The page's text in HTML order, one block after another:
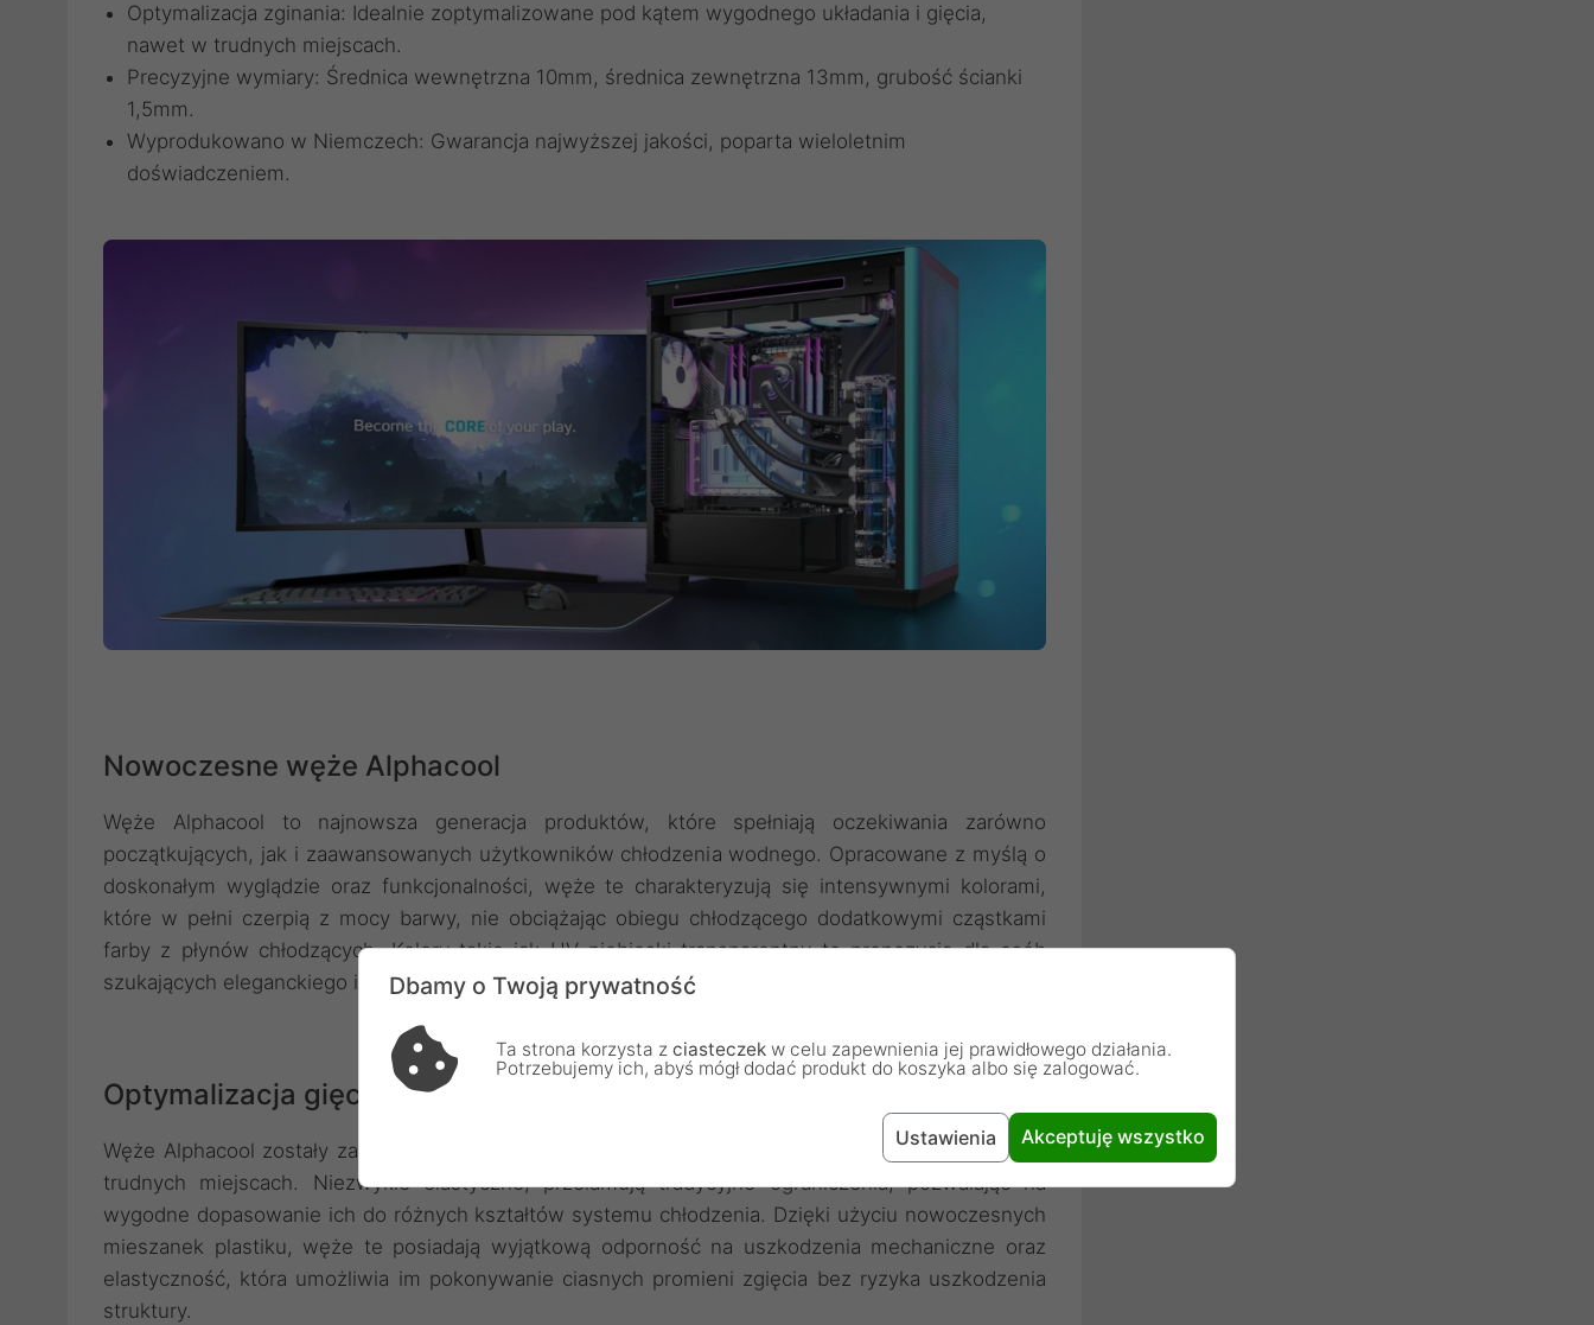
Optymalizacja zginania: Idealnie zoptymalizowane pod kątem wygodnego układania i gięcia,
nawet w trudnych miejscach.
Precyzyjne wymiary: Średnica wewnętrzna 10mm, średnica zewnętrzna 13mm, grubość ścianki
1,5mm.
Wyprodukowano w Niemczech: Gwarancja najwyższej jakości, poparta wieloletnim
doświadczeniem.
Nowoczesne węże Alphacool
Węże Alphacool to najnowsza generacja produktów, które spełniają oczekiwania zarówno
początkujących, jak i zaawansowanych użytkowników chłodzenia wodnego. Opracowane z myślą o
doskonałym wyglądzie oraz funkcjonalności, węże te charakteryzują się intensywnymi kolorami,
które w pełni czerpią z mocy barwy, nie obciążając obiegu chłodzącego dodatkowymi cząstkami
farby z płynów chłodzących. Kolory takie jak UV niebieski transparentny to propozycja dla osób
szukających eleganckiego i efektywnego rozwiązania w systemach chłodzenia wodnego.
Optymalizacja gięcia i układania
Węże Alphacool zostały zaprojektowane w taki sposób, aby zapewnić łatwość układania i gięcia w
trudnych miejscach. Niezwykle elastyczne, przełamują tradycyjne ograniczenia, pozwalając na
wygodne dopasowanie ich do różnych kształtów systemu chłodzenia. Dzięki użyciu nowoczesnych
mieszanek plastiku, węże te posiadają wyjątkową odporność na uszkodzenia mechaniczne oraz
elastyczność, która umożliwia im pokonywanie ciasnych promieni zgięcia bez ryzyka uszkodzenia
struktury.
Dbamy o Twoją prywatność
Ta strona korzysta z ciasteczek w celu zapewnienia jej prawidłowego działania.
Potrzebujemy ich, abyś mógł dodać produkt do koszyka albo się zalogować.
Ustawienia Akceptuję wszystko